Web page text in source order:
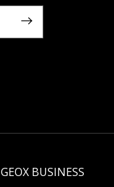
GEOX BUSINESS